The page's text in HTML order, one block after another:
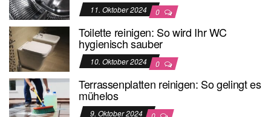
11. Oktober 2024 0
Toilette reinigen: So wird Ihr WC
hygienisch sauber
10. Oktober 2024 0
Terrassenplatten reinigen: So gelingt es
mühelos
9. Oktober 2024